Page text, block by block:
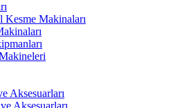
Makinaları
Aksesuarları
Aksesuarları